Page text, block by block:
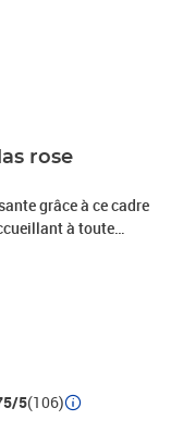
rose
grâce à ce cadre
à toute
un tissu doux et
présente un
au
en hauteur
soutenu par des
et sa
que le
5(106)